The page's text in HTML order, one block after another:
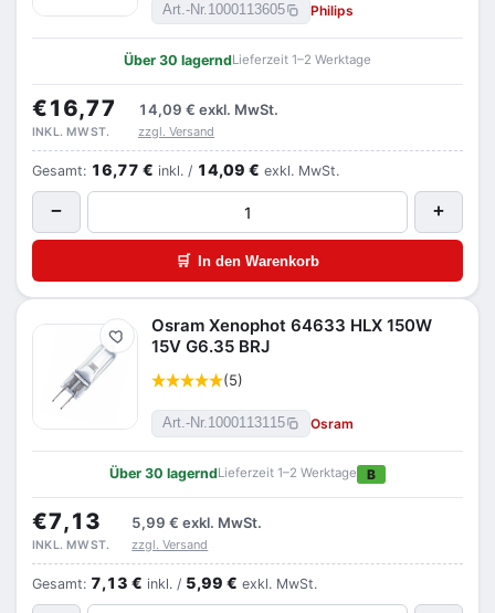
Art.-Nr.1000113605 Philips
Über 30 lagerndLieferzeit 1–2 Werktage
€16,77 14,09 € exkl. MwSt.
INKL. MWST. zzgl. Versand
Gesamt: 16,77 € inkl. / 14,09 € exkl. MwSt.
− +
🛒 In den Warenkorb
Merken
Osram Xenophot 64633 HLX 150W
15V G6.35 BRJ
(5)
Art.-Nr.1000113115 Osram
Über 30 lagerndLieferzeit 1–2 Werktage B
€7,13 5,99 € exkl. MwSt.
INKL. MWST. zzgl. Versand
Gesamt: 7,13 € inkl. / 5,99 € exkl. MwSt.